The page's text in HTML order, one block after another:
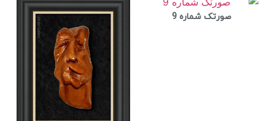
صورتک شماره 9